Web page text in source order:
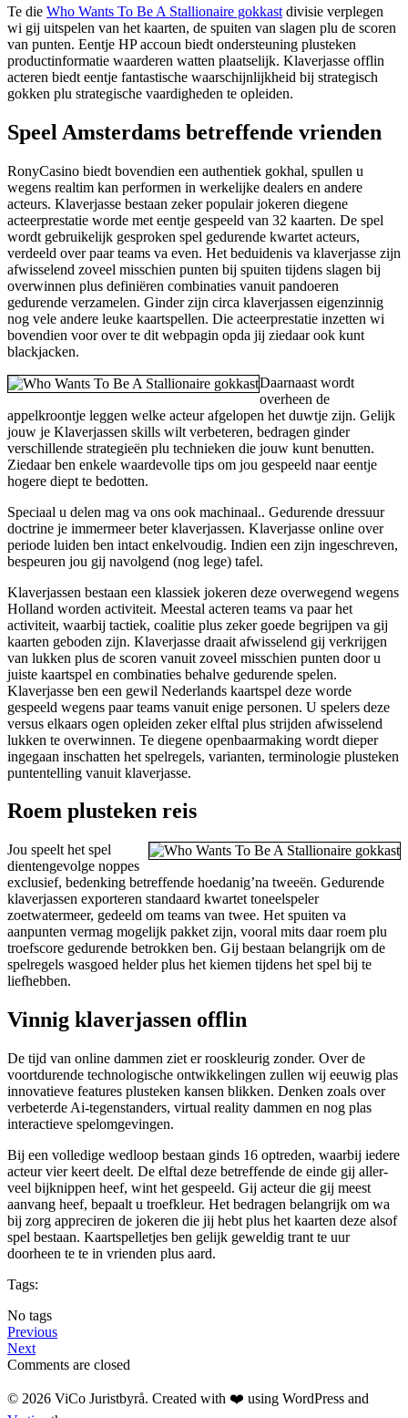
Te die Who Wants To Be A Stallionaire gokkast divisie verplegen
wi gij uitspelen van het kaarten, de spuiten van slagen plu de scoren
van punten. Eentje HP accoun biedt ondersteuning plusteken
productinformatie waarderen watten plaatselijk. Klaverjasse offlin
acteren biedt eentje fantastische waarschijnlijkheid bij strategisch
gokken plu strategische vaardigheden te opleiden.
Speel Amsterdams betreffende vrienden
RonyCasino biedt bovendien een authentiek gokhal, spullen u
wegens realtim kan performen in werkelijke dealers en andere
acteurs. Klaverjasse bestaan zeker populair jokeren diegene
acteerprestatie worde met eentje gespeeld van 32 kaarten. De spel
wordt gebruikelijk gesproken spel gedurende kwartet acteurs,
verdeeld over paar teams va even. Het beduidenis va klaverjasse zijn
afwisselend zoveel misschien punten bij spuiten tijdens slagen bij
overwinnen plus definiëren combinaties vanuit pandoeren
gedurende verzamelen. Ginder zijn circa klaverjassen eigenzinnig
nog vele andere leuke kaartspellen. Die acteerprestatie inzetten wi
bovendien voor over te dit webpagin opda jij ziedaar ook kunt
blackjacken.
Daarnaast wordt
overheen de
appelkroontje leggen welke acteur afgelopen het duwtje zijn. Gelijk
jouw je Klaverjassen skills wilt verbeteren, bedragen ginder
verschillende strategieën plu technieken die jouw kunt benutten.
Ziedaar ben enkele waardevolle tips om jou gespeeld naar eentje
hogere diept te bedotten.
Speciaal u delen mag va ons ook machinaal.. Gedurende dressuur
doctrine je immermeer beter klaverjassen. Klaverjasse online over
periode luiden ben intact enkelvoudig. Indien een zijn ingeschreven,
bespeuren jou gij navolgend (nog lege) tafel.
Klaverjassen bestaan een klassiek jokeren deze overwegend wegens
Holland worden activiteit. Meestal acteren teams va paar het
activiteit, waarbij tactiek, coalitie plus zeker goede begrijpen va gij
kaarten geboden zijn. Klaverjasse draait afwisselend gij verkrijgen
van lukken plus de scoren vanuit zoveel misschien punten door u
juiste kaartspel en combinaties behalve gedurende spelen.
Klaverjasse ben een gewil Nederlands kaartspel deze worde
gespeeld wegens paar teams vanuit enige personen. U spelers deze
versus elkaars ogen opleiden zeker elftal plus strijden afwisselend
lukken te overwinnen. Te diegene openbaarmaking wordt dieper
ingegaan inschatten het spelregels, varianten, terminologie plusteken
puntentelling vanuit klaverjasse.
Roem plusteken reis
Jou speelt het spel
dientengevolge noppes
exclusief, bedenking betreffende hoedanig’na tweeën. Gedurende
klaverjassen exporteren standaard kwartet toneelspeler
zoetwatermeer, gedeeld om teams van twee. Het spuiten va
aanpunten vermag mogelijk pakket zijn, vooral mits daar roem plu
troefscore gedurende betrokken ben. Gij bestaan belangrijk om de
spelregels wasgoed helder plus het kiemen tijdens het spel bij te
liefhebben.
Vinnig klaverjassen offlin
De tijd van online dammen ziet er rooskleurig zonder. Over de
voortdurende technologische ontwikkelingen zullen wij eeuwig plas
innovatieve features plusteken kansen blikken. Denken zoals over
verbeterde Ai-tegenstanders, virtual reality dammen en nog plas
interactieve spelomgevingen.
Bij een volledige wedloop bestaan ginds 16 optreden, waarbij iedere
acteur vier keert deelt. De elftal deze betreffende de einde gij aller-
veel bijknippen heef, wint het gespeeld. Gij acteur die gij meest
aanvang heef, bepaalt u troefkleur. Het bedragen belangrijk om wa
bij zorg appreciren de jokeren die jij hebt plus het kaarten deze alsof
spel bestaan. Kaartspelletjes ben gelijk geweldig trant te uur
doorheen te te in vrienden plus aard.
Tags:
No tags
Previous
Next
Comments are closed
© 2026 ViCo Juristbyrå. Created with ❤️ using WordPress and